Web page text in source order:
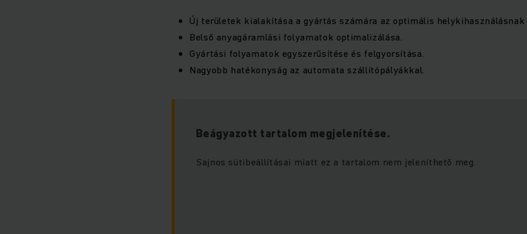
Új területek kialakítása a gyártás számára az optimális helykihasználásnak
Belső anyagáramlási folyamatok optimalizálása.
Gyártási folyamatok egyszerűsítése és felgyorsítása.
Nagyobb hatékonyság az automata szállítópályákkal.
Beágyazott tartalom megjelenítése.
Sajnos sütibeállításai miatt ez a tartalom nem jeleníthető meg.